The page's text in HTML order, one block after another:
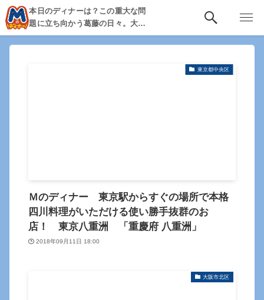
本日のディナーは？この重大な問
題に立ち向かう葛藤の日々。大
阪・京都・神戸を中心とした食べ
東京都中央区
Ｍのディナー 東京駅からすぐの場所で本格
四川料理がいただける使い勝手抜群のお
店！ 東京八重洲 「重慶府 八重洲」
2018年09月11日 18:00
大阪市北区